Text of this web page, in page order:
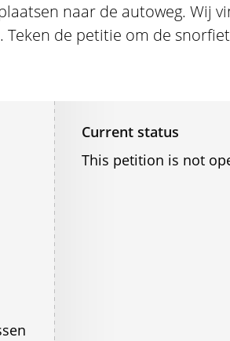
naar de autoweg. Wij
Teken de petitie om de
Current status
This petition is not